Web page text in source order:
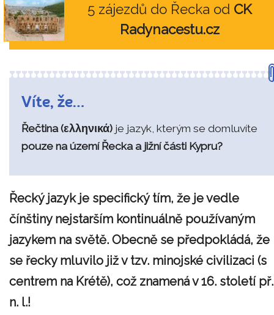
5 zájezdů do Řecka od CK
Radynacestu.cz
Víte, že…
Řečtina (ελληνικά) je jazyk, kterým se domluvíte
pouze na území Řecka a jižní části Kypru?
Řecký jazyk je specifický tím, že je vedle
čínštiny nejstarším kontinuálně používaným
jazykem na světě. Obecně se předpokládá, že
se řecky mluvilo již v tzv. minojské civilizaci (s
centrem na Krétě), což znamená v 16. století př.
n. l.!